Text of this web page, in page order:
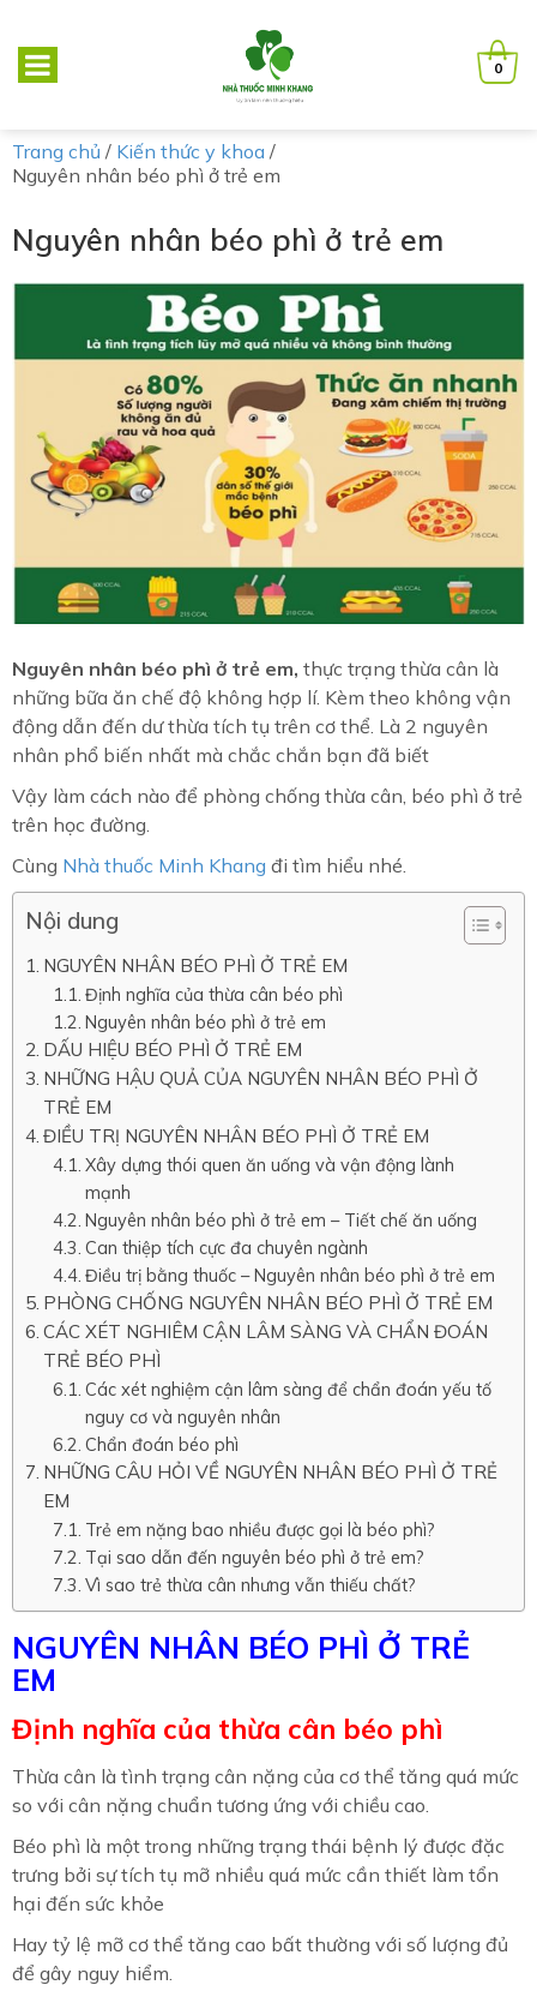
0
Trang chủ / Kiến thức y khoa /
Nguyên nhân béo phì ở trẻ em
Nguyên nhân béo phì ở trẻ em
Nguyên nhân béo phì ở trẻ em, thực trạng thừa cân là
những bữa ăn chế độ không hợp lí. Kèm theo không vận
động dẫn đến dư thừa tích tụ trên cơ thể. Là 2 nguyên
nhân phổ biến nhất mà chắc chắn bạn đã biết
Vậy làm cách nào để phòng chống thừa cân, béo phì ở trẻ
trên học đường.
Cùng Nhà thuốc Minh Khang đi tìm hiểu nhé.
Nội dung
NGUYÊN NHÂN BÉO PHÌ Ở TRẺ EM
Định nghĩa của thừa cân béo phì
Nguyên nhân béo phì ở trẻ em
DẤU HIỆU BÉO PHÌ Ở TRẺ EM
NHỮNG HẬU QUẢ CỦA NGUYÊN NHÂN BÉO PHÌ Ở
TRẺ EM
ĐIỀU TRỊ NGUYÊN NHÂN BÉO PHÌ Ở TRẺ EM
Xây dựng thói quen ăn uống và vận động lành
mạnh
Nguyên nhân béo phì ở trẻ em – Tiết chế ăn uống
Can thiệp tích cực đa chuyên ngành
Điều trị bằng thuốc – Nguyên nhân béo phì ở trẻ em
PHÒNG CHỐNG NGUYÊN NHÂN BÉO PHÌ Ở TRẺ EM
CÁC XÉT NGHIÊM CẬN LÂM SÀNG VÀ CHẨN ĐOÁN
TRẺ BÉO PHÌ
Các xét nghiệm cận lâm sàng để chẩn đoán yếu tố
nguy cơ và nguyên nhân
Chẩn đoán béo phì
NHỮNG CÂU HỎI VỀ NGUYÊN NHÂN BÉO PHÌ Ở TRẺ
EM
Trẻ em nặng bao nhiều được gọi là béo phì?
Tại sao dẫn đến nguyên béo phì ở trẻ em?
Vì sao trẻ thừa cân nhưng vẫn thiếu chất?
NGUYÊN NHÂN BÉO PHÌ Ở TRẺ
EM
Định nghĩa của thừa cân béo phì
Thừa cân là tình trạng cân nặng của cơ thể tăng quá mức
so với cân nặng chuẩn tương ứng với chiều cao.
Béo phì là một trong những trạng thái bệnh lý được đặc
trưng bởi sự tích tụ mỡ nhiều quá mức cần thiết làm tổn
hại đến sức khỏe
Hay tỷ lệ mỡ cơ thể tăng cao bất thường với số lượng đủ
để gây nguy hiểm.